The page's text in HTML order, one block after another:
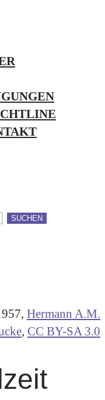
SUCHEN
Hermann A.M.
, CC BY-SA 3.0